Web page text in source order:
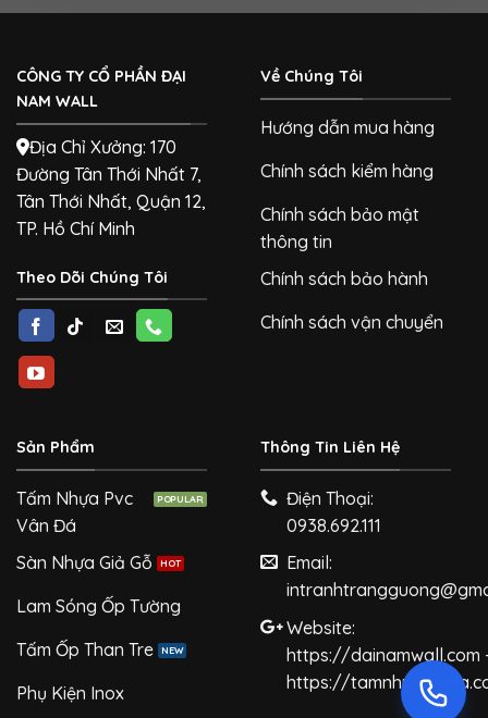
CÔNG TY CỔ PHẦN ĐẠI
NAM WALL
Địa Chỉ Xưởng: 170
Đường Tân Thới Nhất 7,
Tân Thới Nhất, Quận 12,
TP. Hồ Chí Minh
Theo Dõi Chúng Tôi
Về Chúng Tôi
Hướng dẫn mua hàng
Chính sách kiểm hàng
Chính sách bảo mật
thông tin
Chính sách bảo hành
Chính sách vận chuyển
Sản Phẩm
Tấm Nhựa Pvc
Vân Đá
Sàn Nhựa Giả Gỗ
Lam Sóng Ốp Tường
Tấm Ốp Than Tre
Phụ Kiện Inox
Thông Tin Liên Hệ
Điện Thoại:
0938.692.111
Email:
Website:
https://dainamwall.com
https://